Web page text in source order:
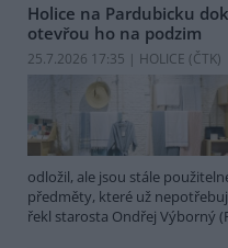
Holice na Pardubicku
otevřou ho na podzim
25.7.2026 17:35 | HOLICE (ČTK)
odložil, ale jsou stále
předměty, které už
řekl starosta Ondřej Výborný